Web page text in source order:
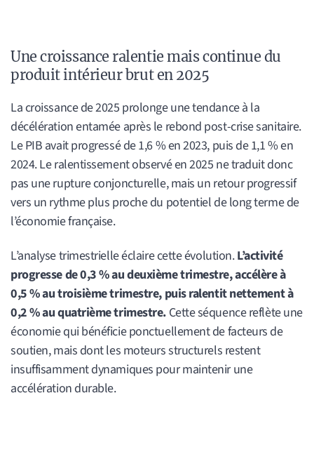
Une croissance ralentie mais continue du
produit intérieur brut en 2025
La croissance de 2025 prolonge une tendance à la
décélération entamée après le rebond post-crise sanitaire.
Le PIB avait progressé de 1,6 % en 2023, puis de 1,1 % en
2024. Le ralentissement observé en 2025 ne traduit donc
pas une rupture conjoncturelle, mais un retour progressif
vers un rythme plus proche du potentiel de long terme de
l’économie française.
L’analyse trimestrielle éclaire cette évolution.L’activité
progresse de 0,3 % au deuxième trimestre, accélère à
0,5 % au troisième trimestre, puis ralentit nettement à
0,2 % au quatrième trimestre.Cette séquence reflète une
économie qui bénéficie ponctuellement de facteurs de
soutien, mais dont les moteurs structurels restent
insuffisamment dynamiques pour maintenir une
accélération durable.